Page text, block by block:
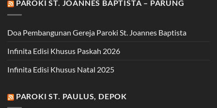
PAROKI ST. JOANNES BAPTISTA – PARUNG
Doa Pembangunan Gereja Paroki St. Joannes Baptista
Infinita Edisi Khusus Paskah 2026
Infinita Edisi Khusus Natal 2025
PAROKI ST. PAULUS, DEPOK